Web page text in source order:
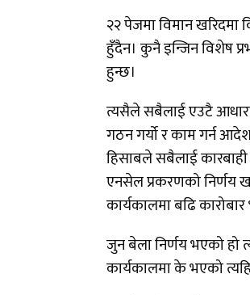
२२ पेजमा विमान
हुँदैन। कुनै इन्जिन विशेष
हुन्छ।
त्यसैले सबैलाई एउटै
गठन गर्यो र काम गर्न
हिसाबले सबैलाई कारबाही
एनसेल प्रकरणको निर्णय
कार्यकालमा बढि
जुन बेला निर्णय भएको हो
कार्यकालमा के भएको